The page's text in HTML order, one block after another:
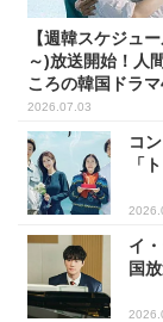
【週韓スケジュ
～)放送開始！人
ころの韓国ドラ
2026.07.03
コ
「
イ
国